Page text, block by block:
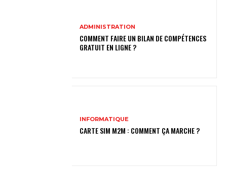
ADMINISTRATION
COMMENT FAIRE UN BILAN DE COMPÉTENCES
GRATUIT EN LIGNE ?
INFORMATIQUE
CARTE SIM M2M : COMMENT ÇA MARCHE ?